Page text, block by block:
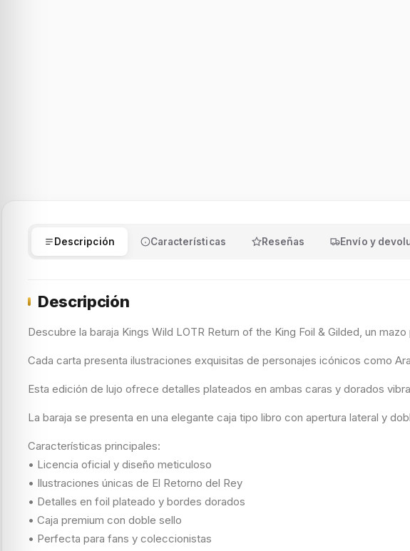
Descripción Características Reseñas Envío y
Descripción
Descubre la baraja Kings Wild LOTR Return of the King Foil & Gilded, un
Cada carta presenta ilustraciones exquisitas de personajes icónicos como
Esta edición de lujo ofrece detalles plateados en ambas caras y dorados
La baraja se presenta en una elegante caja tipo libro con apertura lateral y
Características principales:
• Licencia oficial y diseño meticuloso
• Ilustraciones únicas de El Retorno del Rey
• Detalles en foil plateado y bordes dorados
• Caja premium con doble sello
• Perfecta para fans y coleccionistas